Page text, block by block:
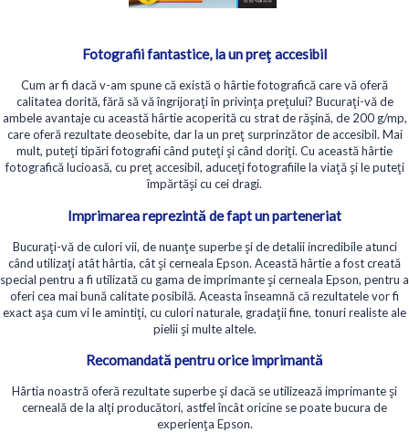
Fotografii fantastice, la un preţ accesibil
Cum ar fi dacă v-am spune că există o hârtie fotografică care vă oferă
calitatea dorită, fără să vă îngrijoraţi în privinţa preţului? Bucuraţi-vă de
ambele avantaje cu această hârtie acoperită cu strat de răşină, de 200 g/mp,
care oferă rezultate deosebite, dar la un preţ surprinzător de accesibil. Mai
mult, puteţi tipări fotografii când puteţi şi când doriţi. Cu această hârtie
fotografică lucioasă, cu preţ accesibil, aduceţi fotografiile la viaţă şi le puteţi
împărtăşi cu cei dragi.
Imprimarea reprezintă de fapt un parteneriat
Bucuraţi-vă de culori vii, de nuanţe superbe şi de detalii incredibile atunci
când utilizaţi atât hârtia, cât şi cerneala Epson. Această hârtie a fost creată
special pentru a fi utilizată cu gama de imprimante şi cerneala Epson, pentru a
oferi cea mai bună calitate posibilă. Aceasta înseamnă că rezultatele vor fi
exact aşa cum vi le amintiţi, cu culori naturale, gradaţii fine, tonuri realiste ale
pielii şi multe altele.
Recomandată pentru orice imprimantă
Hârtia noastră oferă rezultate superbe şi dacă se utilizează imprimante şi
cerneală de la alţi producători, astfel încât oricine se poate bucura de
experienţa Epson.